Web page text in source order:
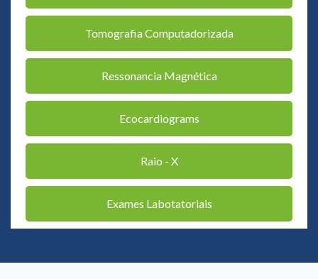
Tomografia Computadorizada
Ressonancia Magnética
Ecocardiograms
Raio - X
Exames Labotatoriais